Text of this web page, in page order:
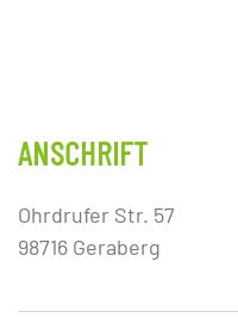
ANSCHRIFT
Ohrdrufer Str. 57
98716 Geraberg